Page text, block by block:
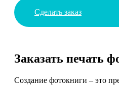
Сделать заказ
Заказать печать
Создание фотокниги – это